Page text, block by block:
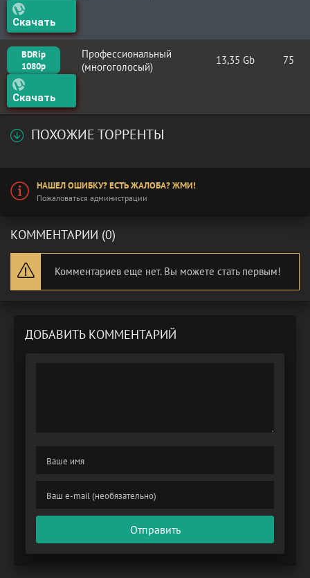
Скачать
BDRip
1080p
Профессиональный
(многоголосый)
13,35 Gb 75
Скачать
ПОХОЖИЕ ТОРРЕНТЫ
НАШЕЛ ОШИБКУ? ЕСТЬ ЖАЛОБА? ЖМИ!
Пожаловаться администрации
КОММЕНТАРИИ (0)
Комментариев еще нет. Вы можете стать первым!
ДОБАВИТЬ КОММЕНТАРИЙ
Отправить